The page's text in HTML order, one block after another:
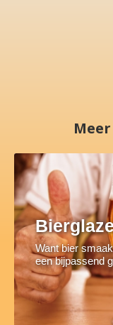
Want bier
een bijpassend